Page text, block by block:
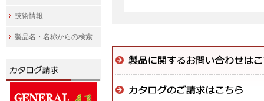
技術情報
製品名・名称からの検索